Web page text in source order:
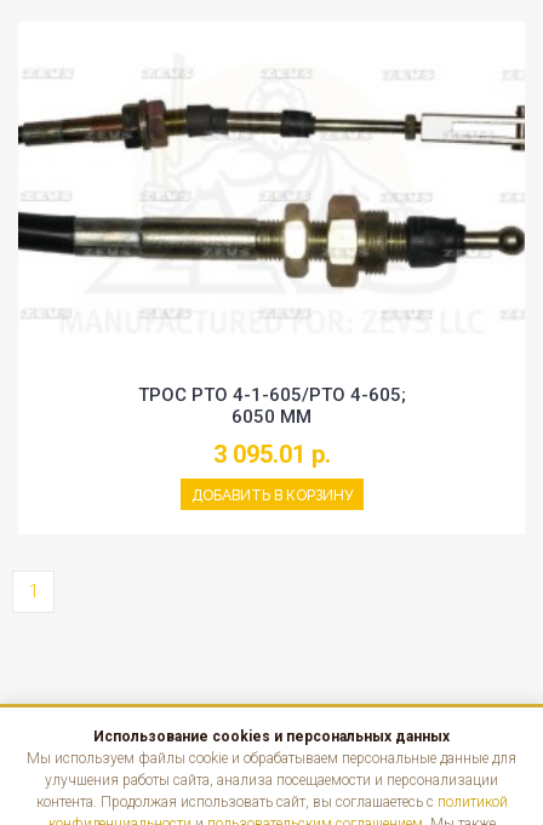
ТРОС PTO 4-1-605/PTO 4-605;
6050 MM
3 095.01 р.
ДОБАВИТЬ В КОРЗИНУ
1
КАТАЛОГ
ИНФОРМАЦИЯ
Использование cookies и персональных данных
Мы используем файлы cookie и обрабатываем персональные данные для
улучшения работы сайта, анализа посещаемости и персонализации
контента. Продолжая использовать сайт, вы соглашаетесь с политикой